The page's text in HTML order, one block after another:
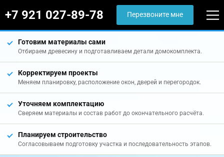
+7 921 027-89-78 Перезвоните мне
Готовим материалы сами
Отбираем древесину и подготавливаем детали домокомплекта.
Корректируем проекты
Меняем планировку, расположение окон, дверей и перегородок.
Уточняем комплектацию
Сверяем материалы и состав работ до окончательного расчёта.
Планируем строительство
Согласовываем подготовку участка и последовательность этапов.